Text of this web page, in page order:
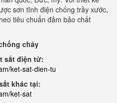
sơn tĩnh điện chống trầy xước,
tiêu chuẩn đảm bảo chất
cháy
sắt điện tử:
ket-sat-dien-tu
khác tại:
ket-sat